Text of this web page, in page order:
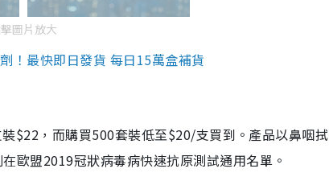
圖片放大
！最快即日發貨 每日15萬盒補貨
$22，而購買500套裝低至$20/支買到。產品以鼻咽
歐盟2019冠狀病毒病快速抗原測試通用名單。